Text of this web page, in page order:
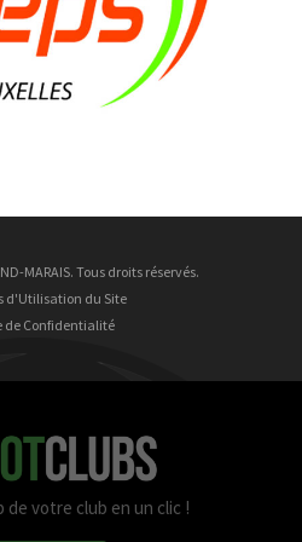
MARAIS. Tous droits réservés.
d'Utilisation du Site
de Confidentialité
de votre club en un clic !